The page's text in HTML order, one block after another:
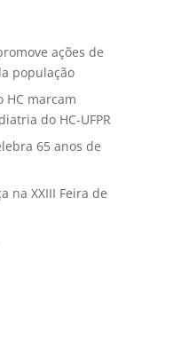
ações de
população
HC marcam
do HC-UFPR
65 anos de
na XXIII Feira de